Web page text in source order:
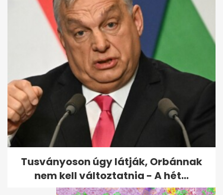
Elnézést kért a dél-koreai
szövetség a bíróknak adott...
Tusványoson úgy látják, Orbánnak
nem kell változtatnia - A hét...